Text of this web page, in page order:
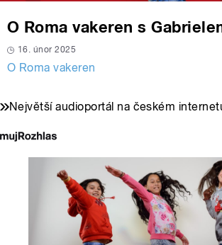
O Roma vakeren s
16. únor 2025
O Roma vakeren
Největší audioportál na českém